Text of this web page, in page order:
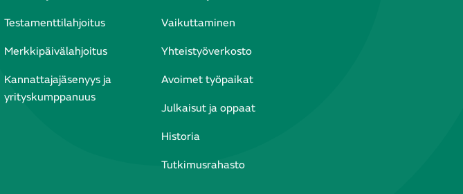
Testamenttilahjoitus
Merkkipäivälahjoitus
Kannattajajäsenyys ja
yrityskumppanuus
Vaikuttaminen
Yhteistyöverkosto
Avoimet työpaikat
Julkaisut ja oppaat
Historia
Tutkimusrahasto